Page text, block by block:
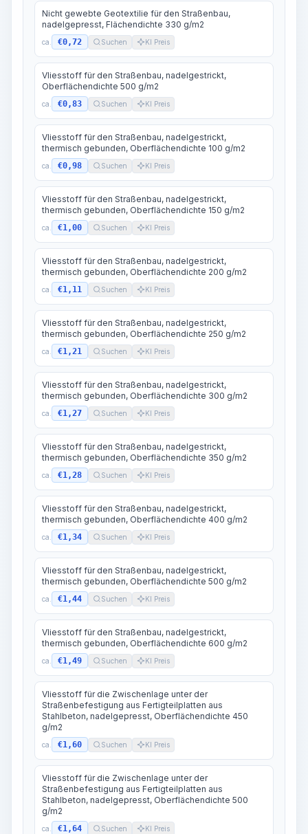
Nicht gewebte Geotextilie für den Straßenbau,
nadelgepresst, Flächendichte 330 g/m2
ca. €0,72 Suchen KI Preis
Vliesstoff für den Straßenbau, nadelgestrickt,
Oberflächendichte 500 g/m2
ca. €0,83 Suchen KI Preis
Vliesstoff für den Straßenbau, nadelgestrickt,
thermisch gebunden, Oberflächendichte 100 g/m2
ca. €0,98 Suchen KI Preis
Vliesstoff für den Straßenbau, nadelgestrickt,
thermisch gebunden, Oberflächendichte 150 g/m2
ca. €1,00 Suchen KI Preis
Vliesstoff für den Straßenbau, nadelgestrickt,
thermisch gebunden, Oberflächendichte 200 g/m2
ca. €1,11 Suchen KI Preis
Vliesstoff für den Straßenbau, nadelgestrickt,
thermisch gebunden, Oberflächendichte 250 g/m2
ca. €1,21 Suchen KI Preis
Vliesstoff für den Straßenbau, nadelgestrickt,
thermisch gebunden, Oberflächendichte 300 g/m2
ca. €1,27 Suchen KI Preis
Vliesstoff für den Straßenbau, nadelgestrickt,
thermisch gebunden, Oberflächendichte 350 g/m2
ca. €1,28 Suchen KI Preis
Vliesstoff für den Straßenbau, nadelgestrickt,
thermisch gebunden, Oberflächendichte 400 g/m2
ca. €1,34 Suchen KI Preis
Vliesstoff für den Straßenbau, nadelgestrickt,
thermisch gebunden, Oberflächendichte 500 g/m2
ca. €1,44 Suchen KI Preis
Vliesstoff für den Straßenbau, nadelgestrickt,
thermisch gebunden, Oberflächendichte 600 g/m2
ca. €1,49 Suchen KI Preis
Vliesstoff für die Zwischenlage unter der
Straßenbefestigung aus Fertigteilplatten aus
Stahlbeton, nadelgepresst, Oberflächendichte 450
g/m2
ca. €1,60 Suchen KI Preis
Vliesstoff für die Zwischenlage unter der
Straßenbefestigung aus Fertigteilplatten aus
Stahlbeton, nadelgepresst, Oberflächendichte 500
g/m2
ca. €1,64 Suchen KI Preis